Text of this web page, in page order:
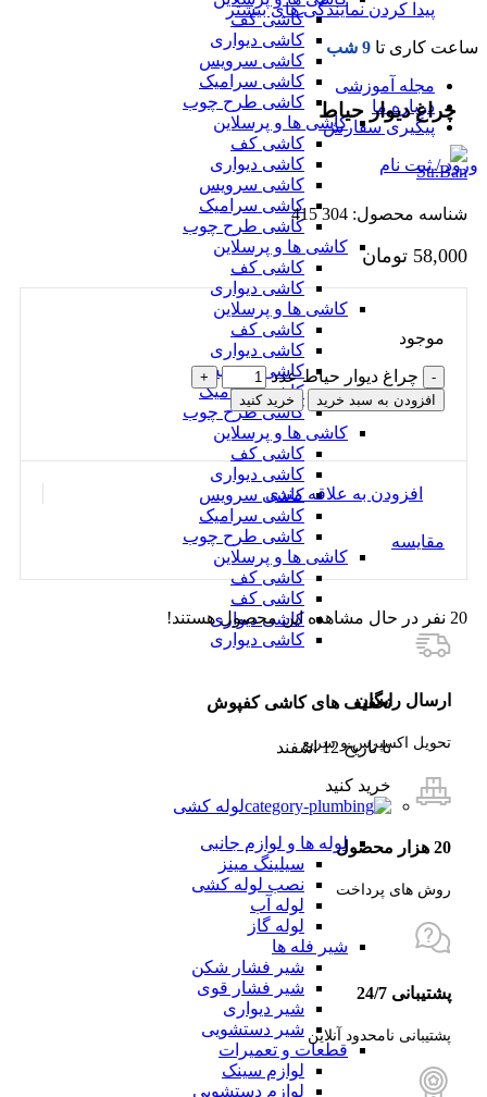
پیدا کردن نمایندگی های بیشتر
ساعت کاری تا 9 شب
مجله آموزشی
درباره ما
پیگیری سفارش
ورود / ثبت نام
کاشی کف
کاشی دیواری
کاشی سرویس
کاشی سرامیک
کاشی طرح چوب
کاشی ها و پرسلاین
کاشی کف
کاشی دیواری
کاشی سرویس
کاشی سرامیک
کاشی طرح چوب
کاشی ها و پرسلاین
کاشی کف
کاشی دیواری
کاشی ها و پرسلاین
کاشی کف
کاشی دیواری
کاشی سرویس
کاشی سرامیک
کاشی طرح چوب
کاشی ها و پرسلاین
کاشی کف
کاشی دیواری
کاشی سرویس
کاشی سرامیک
کاشی طرح چوب
کاشی ها و پرسلاین
کاشی کف
کاشی کف
کاشی دیواری
کاشی دیواری
تخفیف های کاشی کفپوش
تا تاریخ 12 اسفند
خرید کنید
لوله کشی
لوله ها و لوازم جانبی
سیلینگ مینز
نصب لوله کشی
لوله آب
لوله گاز
شیر فله ها
شیر فشار شکن
شیر فشار قوی
شیر دیواری
شیر دستشویی
قطعات و تعمیرات
لوازم سینک
لوازم دستشویی
چراغ دیوار حیاط
شناسه محصول: 304 415
58,000 تومان
موجود
چراغ دیوار حیاط عدد
افزودن به سبد خرید خرید کنید
افزودن به علاقه مندی
مقایسه
20 نفر در حال مشاهده این محصول هستند!
ارسال رایگان
تحویل اکسپرس و سریع
20 هزار محصول
روش های پرداخت
پشتیبانی 24/7
پشتیبانی نامحدود آنلاین